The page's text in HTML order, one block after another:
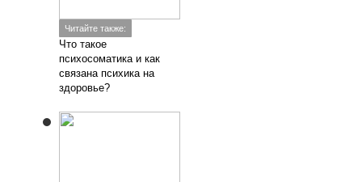
Читайте также:
Что такое
психосоматика и как
связана психика на
здоровье?